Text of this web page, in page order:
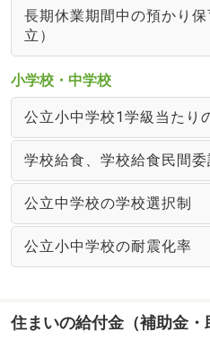
長期休業期間中の預かり
立）
小学校・中学校
公立小中学校1学級当たり
学校給食、学校給食民間委
公立中学校の学校選択制
公立小中学校の耐震化率
住まいの給付金（補助金・